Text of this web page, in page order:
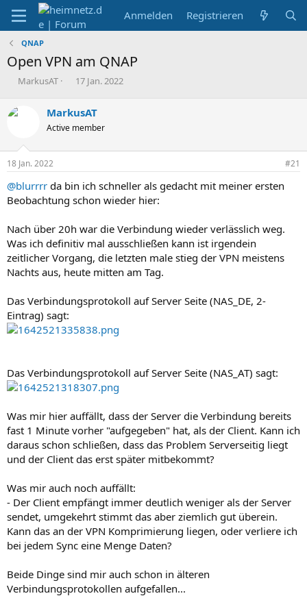
Anmelden Registrieren
QNAP
Open VPN am QNAP
E
t
l
e
MarkusAT
E
t
e
l
m
17 Jan. 2022
MarkusAT
Active member
18 Jan. 2022 #21
@blurrrr da bin ich schneller als gedacht mit meiner ersten
Beobachtung schon wieder hier:
Nach über 20h war die Verbindung wieder verlässlich weg.
Was ich definitiv mal ausschließen kann ist irgendein
zeitlicher Vorgang, die letzten male stieg der VPN meistens
Nachts aus, heute mitten am Tag.
Das Verbindungsprotokoll auf Server Seite (NAS_DE, 2-
Eintrag) sagt:
Das Verbindungsprotokoll auf Server Seite (NAS_AT) sagt:
Was mir hier auffällt, dass der Server die Verbindung bereits
fast 1 Minute vorher "aufgegeben" hat, als der Client. Kann ich
daraus schon schließen, dass das Problem Serverseitig liegt
und der Client das erst später mitbekommt?
Was mir auch noch auffällt:
- Der Client empfängt immer deutlich weniger als der Server
sendet, umgekehrt stimmt das aber ziemlich gut überein.
Kann das an der VPN Komprimierung liegen, oder verliere ich
bei jedem Sync eine Menge Daten?
Beide Dinge sind mir auch schon in älteren
Verbindungsprotokollen aufgefallen...